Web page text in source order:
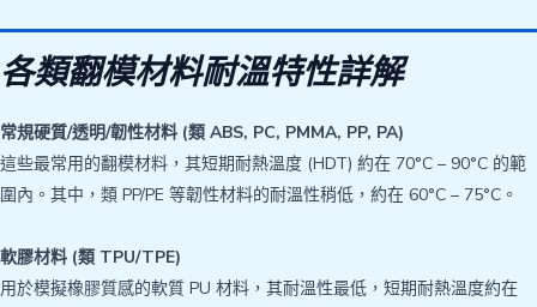
各類翻模材料耐溫特性詳解
常規硬質/透明/韌性材料 (類 ABS, PC, PMMA, PP, PA)
這些最常用的翻模材料，其短期耐熱溫度 (HDT) 約在 70°C – 90°C 的範
圍內。其中，類 PP/PE 等韌性材料的耐溫性稍低，約在 60°C – 75°C。
軟膠材料 (類 TPU/TPE)
用於模擬橡膠質感的軟質 PU 材料，其耐溫性最低，短期耐熱溫度約在